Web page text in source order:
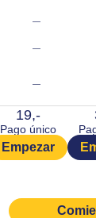
—
—
—
19,-
Pago único
Empezar